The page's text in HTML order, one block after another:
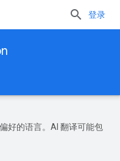
登录
好的语言。AI 翻译可能包